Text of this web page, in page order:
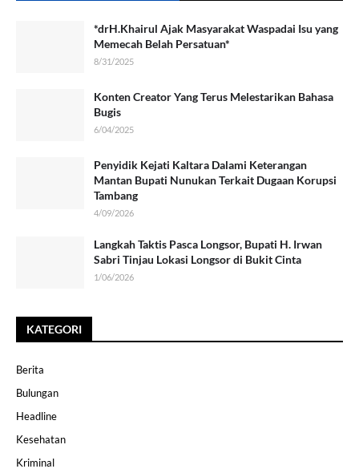
*drH.Khairul Ajak Masyarakat Waspadai Isu yang
Memecah Belah Persatuan*
8/31/2025
Konten Creator Yang Terus Melestarikan Bahasa
Bugis
6/04/2025
Penyidik Kejati Kaltara Dalami Keterangan
Mantan Bupati Nunukan Terkait Dugaan Korupsi
Tambang
4/09/2026
Langkah Taktis Pasca Longsor, Bupati H. Irwan
Sabri Tinjau Lokasi Longsor di Bukit Cinta
1/06/2026
KATEGORI
Berita
Bulungan
Headline
Kesehatan
Kriminal